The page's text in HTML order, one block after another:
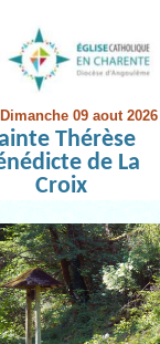
Dimanche 09 aout 2026
Thérèse
de La
Croix